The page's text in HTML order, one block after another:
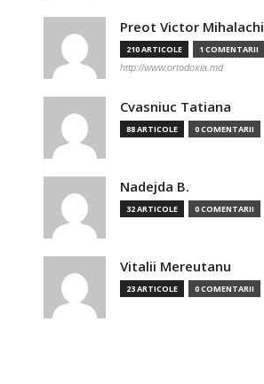
Preot Victor Mihalachi
210 ARTICOLE 1 COMENTARII
http://www.ortodoxia.md
Cvasniuc Tatiana
88 ARTICOLE 0 COMENTARII
Nadejda B.
32 ARTICOLE 0 COMENTARII
Vitalii Mereutanu
23 ARTICOLE 0 COMENTARII